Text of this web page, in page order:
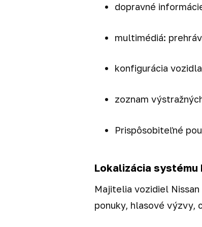
dopravné
multimédiá:
konfigurácia
zoznam
Prispôsobiteľné
Lokalizácia
Majitelia vozidiel
ponuky, hlasové výzvy,